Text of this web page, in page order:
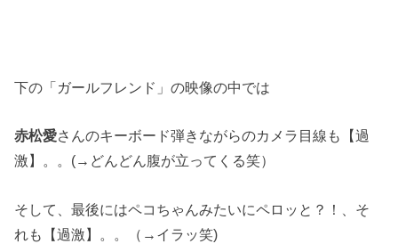
下の「ガールフレンド」の映像の中では
赤松愛さんのキーボード弾きながらのカメラ目線も【過
激】。。(→どんどん腹が立ってくる笑）
そして、最後にはペコちゃんみたいにペロッと？！、そ
れも【過激】。。（→イラッ笑)